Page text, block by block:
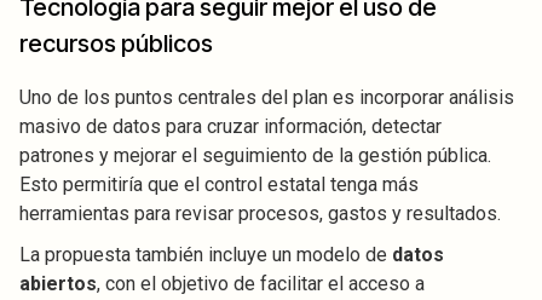
Tecnología para seguir mejor el uso de
recursos públicos
Uno de los puntos centrales del plan es incorporar análisis
masivo de datos para cruzar información, detectar
patrones y mejorar el seguimiento de la gestión pública.
Esto permitiría que el control estatal tenga más
herramientas para revisar procesos, gastos y resultados.
La propuesta también incluye un modelo de datos
abiertos, con el objetivo de facilitar el acceso a